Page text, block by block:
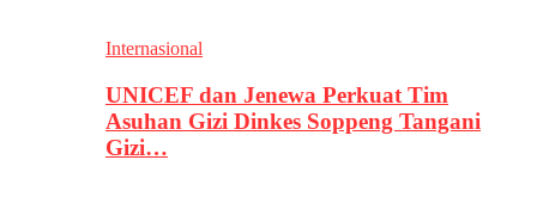
Internasional
UNICEF dan Jenewa Perkuat Tim
Asuhan Gizi Dinkes Soppeng Tangani
Gizi…